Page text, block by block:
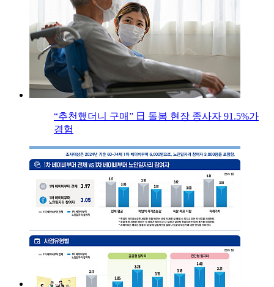
“추천했더니 구매” 日 돌봄 현장 종사자 91.5%가
경험